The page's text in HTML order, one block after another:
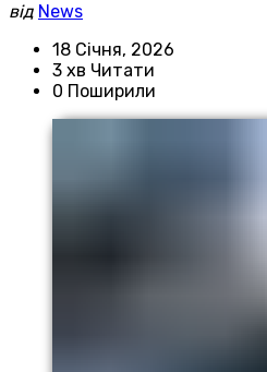
від News
18 Січня, 2026
3 хв Читати
0 Поширили